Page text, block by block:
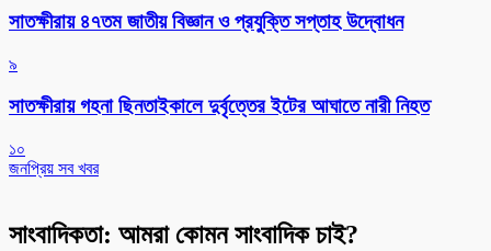
সাতক্ষীরায় ৪৭তম জাতীয় বিজ্ঞান ও প্রযুক্তি সপ্তাহ উদ্বোধন
৯
সাতক্ষীরায় গহনা ছিনতাইকালে দুর্বৃত্তের ইটের আঘাতে নারী নিহত
১০
জনপ্রিয় সব খবর
সাংবাদিকতা: আমরা কোমন সাংবাদিক চাই?